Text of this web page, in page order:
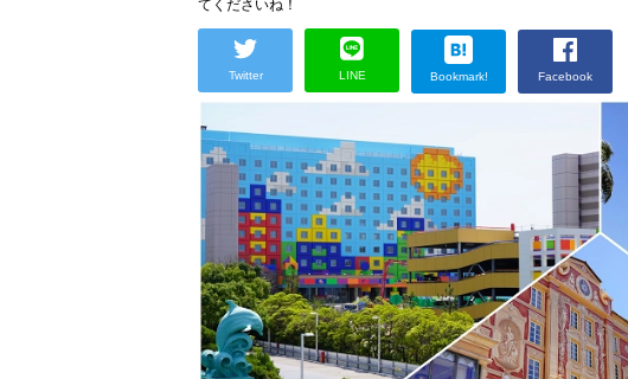
てくださいね！
Twitter LINE Bookmark! Facebook